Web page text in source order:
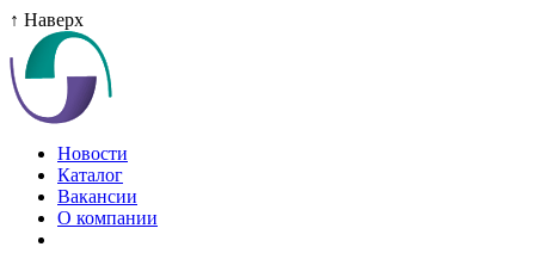
↑ Наверх
Новости
Каталог
Вакансии
О компании